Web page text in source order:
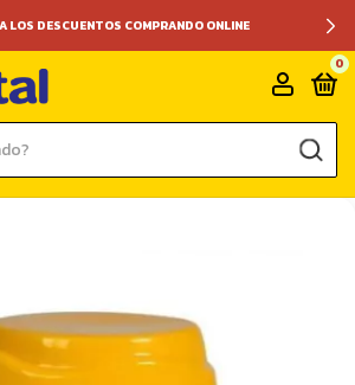
LOS DESCUENTOS COMPRANDO ONLINE
0